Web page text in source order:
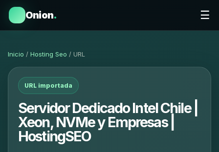
Onion. ☰
Inicio / Hosting Seo / URL
URL importada
Servidor Dedicado Intel Chile |
Xeon, NVMe y Empresas |
HostingSEO